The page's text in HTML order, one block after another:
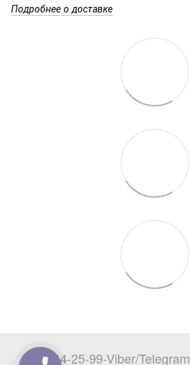
Подробнее о доставке
097-444-25-99-Viber/Telegram